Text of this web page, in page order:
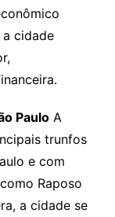
cidade
PauloA
trunfos
e com
Raposo
a cidade se